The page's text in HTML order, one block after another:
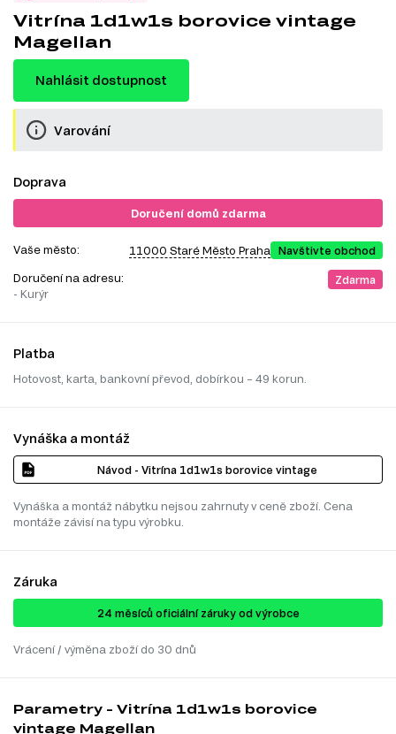
Vitrína 1d1w1s borovice vintage
Magellan
Nahlásit dostupnost
Varování
Doprava
Doručení domů zdarma
Vaše město: 11000 Staré Město Praha Navštivte obchod
Doručení na adresu:
- Kurýr
Zdarma
Platba
Hotovost, karta, bankovní převod, dobírkou – 49 korun.
Vynáška a montáž
Návod - Vitrína 1d1w1s borovice vintage
Vynáška a montáž nábytku nejsou zahrnuty v ceně zboží. Cena
montáže závisí na typu výrobku.
Záruka
24 ​​​​měsíců oficiální záruky od výrobce
Vrácení / výměna zboží do 30 dnů
Parametry - Vitrína 1d1w1s borovice
vintage Magellan